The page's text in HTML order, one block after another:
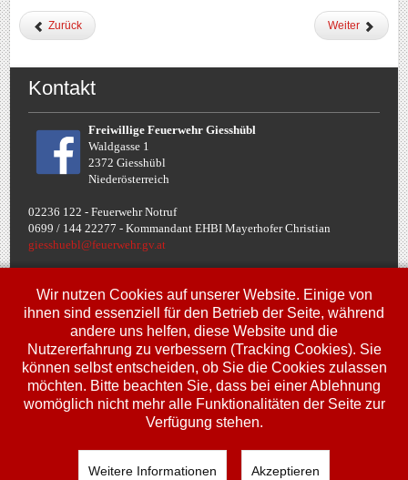
Zurück Weiter
Kontakt
Freiwillige Feuerwehr Giesshübl
Waldgasse 1
2372 Giesshübl
Niederösterreich
02236 122 - Feuerwehr Notruf
0699 / 144 22277 - Kommandant EHBI Mayerhofer Christian
giesshuebl@feuerwehr.gv.at
Termine
Fr, 10. Jul.
00:00 Uhr
Jugendbewerbe FJLA
Sa, 11. Jul.
00:00 Uhr
Jugendbewerbe FJLA
Uhr
Jugendbewerbe FJLA
Wir nutzen Cookies auf unserer Website. Einige von
ihnen sind essenziell für den Betrieb der Seite, während
andere uns helfen, diese Website und die
Nutzererfahrung zu verbessern (Tracking Cookies). Sie
können selbst entscheiden, ob Sie die Cookies zulassen
möchten. Bitte beachten Sie, dass bei einer Ablehnung
womöglich nicht mehr alle Funktionalitäten der Seite zur
Verfügung stehen.
Weitere Informationen Akzeptieren